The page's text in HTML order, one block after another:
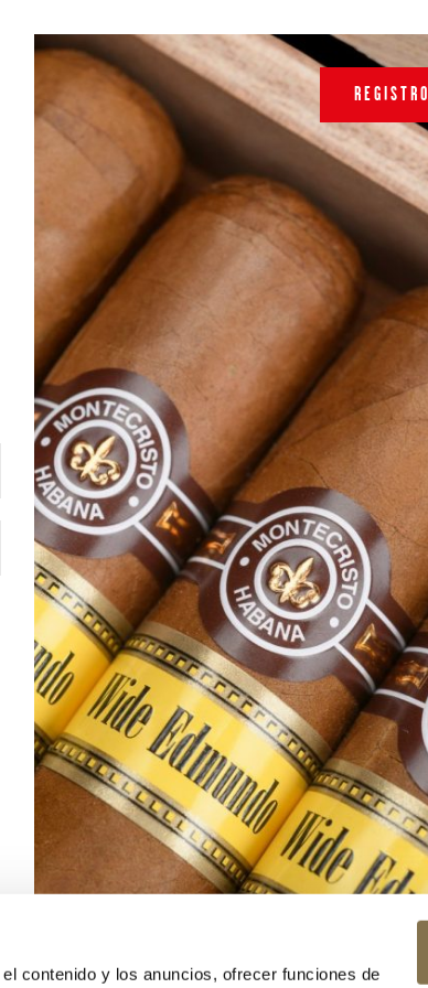
contenido y los anuncios, ofrecer funciones de
REGISTRO